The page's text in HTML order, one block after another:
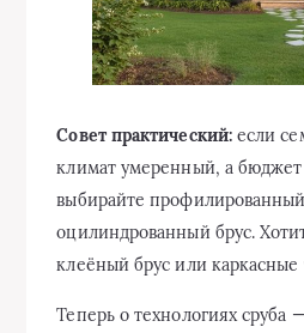
Совет практический:если
климат умеренный, а
выбирайте
оцилиндрованный брус.
клеёный брус или каркасные
Теперь о технологиях